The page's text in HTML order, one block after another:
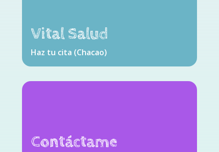
Vital Salud
Haz tu cita (Chacao)
Contáctame